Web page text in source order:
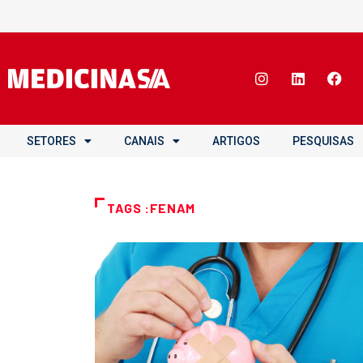
SETORES CANAIS ARTIGOS PESQUISAS
TAGS :FENAM